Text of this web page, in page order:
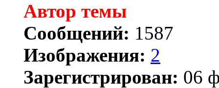
Автор темы
Сообщений: 1587
Изображения: 2
Зарегистрирован: 06